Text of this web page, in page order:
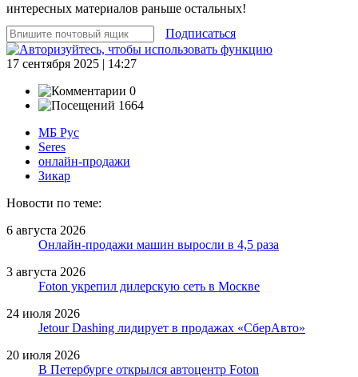
интересных материалов раньше остальных!
Подписаться
17 сентября 2025 | 14:27
0
1664
МБ Рус
Seres
онлайн-продажи
Зикар
Новости по теме:
6 августа 2026
Онлайн-продажи машин выросли в 4,5 раза
3 августа 2026
Foton укрепил дилерскую сеть в Москве
24 июля 2026
Jetour Dashing лидирует в продажах «СберАвто»
20 июля 2026
В Петербурге открылся автоцентр Foton